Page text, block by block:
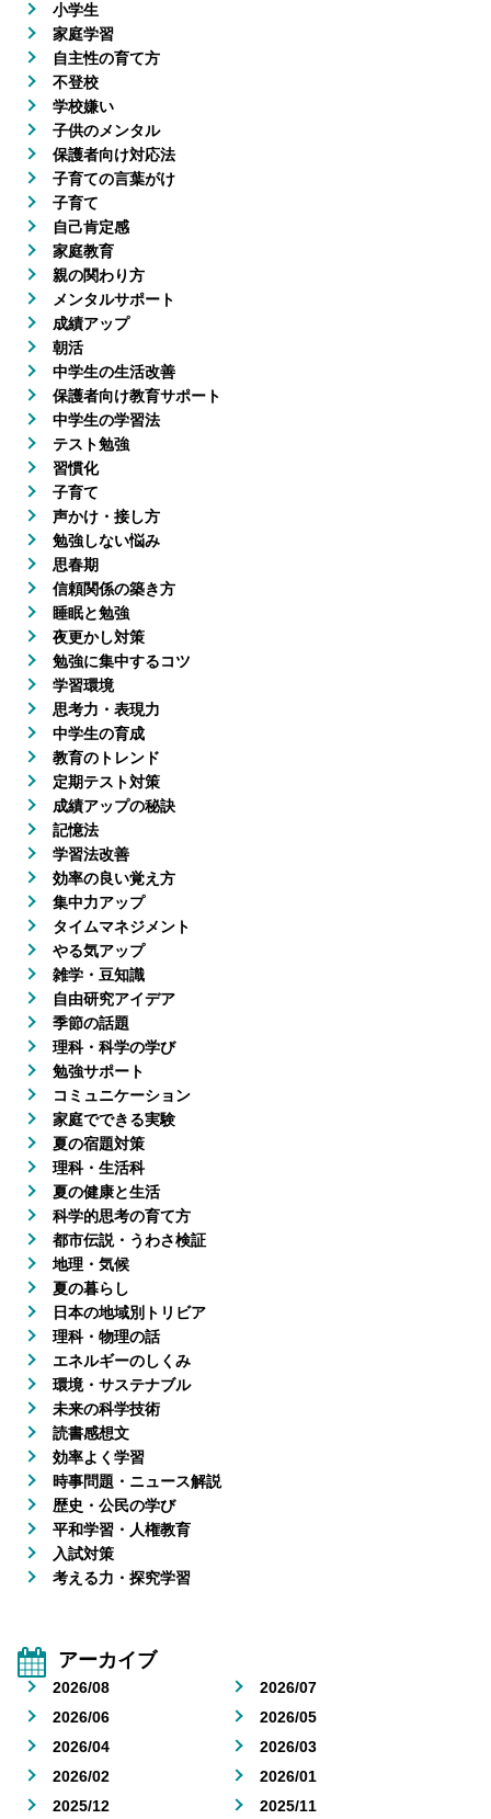
小学生
家庭学習
自主性の育て方
不登校
学校嫌い
子供のメンタル
保護者向け対応法
子育ての言葉がけ
子育て
自己肯定感
家庭教育
親の関わり方
メンタルサポート
成績アップ
朝活
中学生の生活改善
保護者向け教育サポート
中学生の学習法
テスト勉強
習慣化
子育て
声かけ・接し方
勉強しない悩み
思春期
信頼関係の築き方
睡眠と勉強
夜更かし対策
勉強に集中するコツ
学習環境
思考力・表現力
中学生の育成
教育のトレンド
定期テスト対策
成績アップの秘訣
記憶法
学習法改善
効率の良い覚え方
集中力アップ
タイムマネジメント
やる気アップ
雑学・豆知識
自由研究アイデア
季節の話題
理科・科学の学び
勉強サポート
コミュニケーション
家庭でできる実験
夏の宿題対策
理科・生活科
夏の健康と生活
科学的思考の育て方
都市伝説・うわさ検証
地理・気候
夏の暮らし
日本の地域別トリビア
理科・物理の話
エネルギーのしくみ
環境・サステナブル
未来の科学技術
読書感想文
効率よく学習
時事問題・ニュース解説
歴史・公民の学び
平和学習・人権教育
入試対策
考える力・探究学習
アーカイブ
2026/08
2026/07
2026/06
2026/05
2026/04
2026/03
2026/02
2026/01
2025/12
2025/11